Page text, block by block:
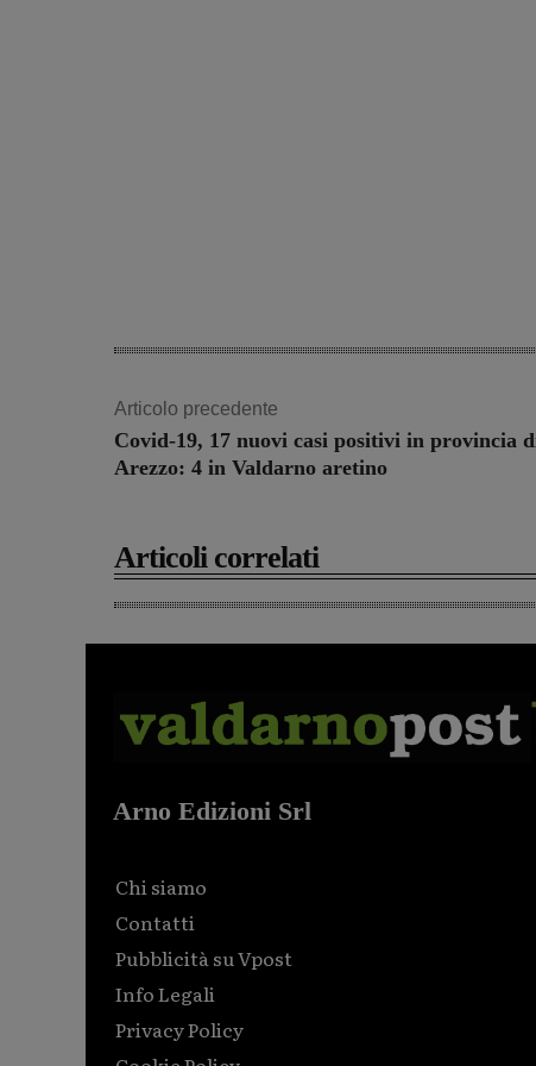
Articolo precedente
Covid-19, 17 nuovi casi positivi in provincia
Arezzo: 4 in Valdarno aretino
Articoli correlati
Arno Edizioni Srl
Chi siamo
Contatti
Pubblicità su Vpost
Info Legali
Privacy Policy